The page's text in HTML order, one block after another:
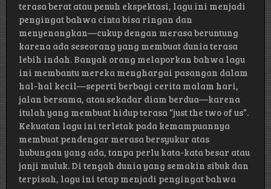
terasa berat atau penuh ekspektasi, lagu ini menjadi
pengingat bahwa cinta bisa ringan dan
menyenangkan—cukup dengan merasa beruntung
karena ada seseorang yang membuat dunia terasa
lebih indah. Banyak orang melaporkan bahwa lagu
ini membantu mereka menghargai pasangan dalam
hal-hal kecil—seperti berbagi cerita malam hari,
jalan bersama, atau sekadar diam berdua—karena
itulah yang membuat hidup terasa “just the two of us”.
Kekuatan lagu ini terletak pada kemampuannya
membuat pendengar merasa bersyukur atas
hubungan yang ada, tanpa perlu kata-kata besar atau
janji muluk. Di tengah dunia yang semakin sibuk dan
terpisah, lagu ini tetap menjadi pengingat bahwa